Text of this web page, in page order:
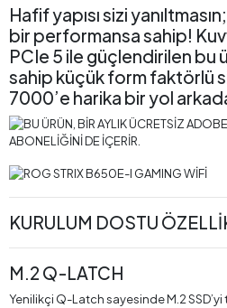
Hafif yapısı sizi
bir performansa sahip!
PCIe 5 ile güçlendirilen bu
sahip küçük form faktörlü
7000’e harika bir yol
KURULUM DOSTU
M.2 Q-LATCH
Yenilikçi Q-Latch sayesinde M.2 SSD’yi